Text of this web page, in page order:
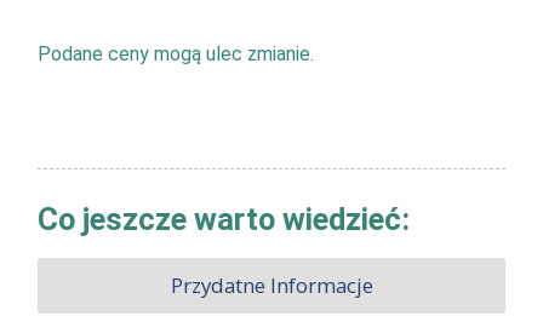
Podane ceny mogą ulec zmianie.
Co jeszcze warto wiedzieć:
Przydatne Informacje